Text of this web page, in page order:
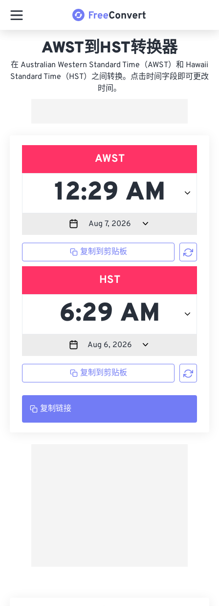
AWST到HST转换器
在 Australian Western Standard Time（AWST）和 Hawaii
Standard Time（HST）之间转换。点击时间字段即可更改
时间。
AWST
复制到剪贴板
HST
复制到剪贴板
复制链接